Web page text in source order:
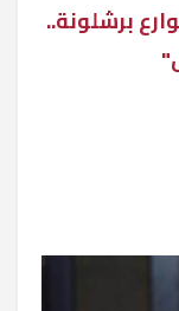
برشلونة..